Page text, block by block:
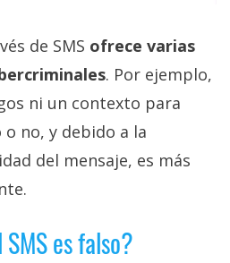
de SMS ofrece varias
. Por ejemplo,
ni un contexto para
no, y debido a la
del mensaje, es más
es falso?